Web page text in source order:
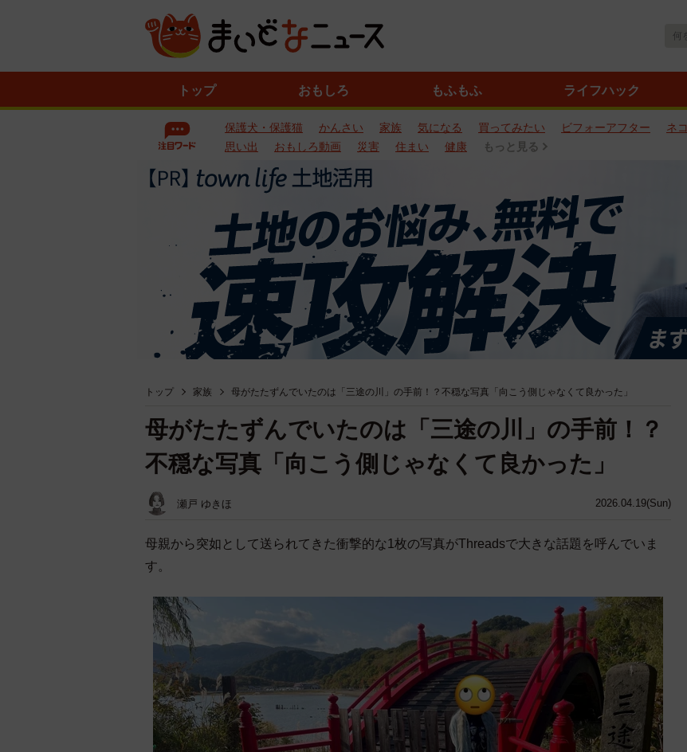
トップ おもしろ もふもふ ライフハック
保護犬・保護猫 かんさい 家族 気になる 買ってみたい ビフォーアフター ネコ
思い出
おもしろ動画 災害 住まい 健康 もっと見る
トップ 家族 母がたたずんでいたのは「三途の川」の手前！？不穏な写真「向こう側じゃなくて良かった」
2026.04.19(Sun)
母がたたずんでいたのは「三途の川」の手前！？
不穏な写真「向こう側じゃなくて良かった」
瀬戸 ゆきほ
母親から突如として送られてきた衝撃的な1枚の写真がThreadsで大きな話題を呼んでいま
す。